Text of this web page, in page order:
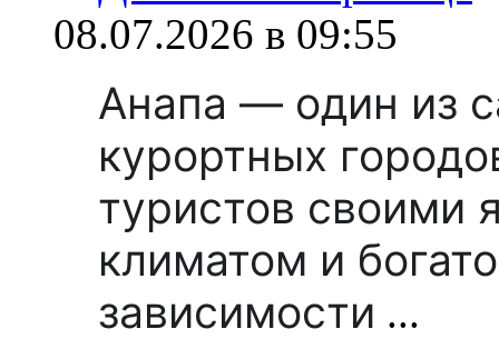
08.07.2026 в 09:55
Анапа — один из
курортных
туристов своими
климатом и
зависимости ...